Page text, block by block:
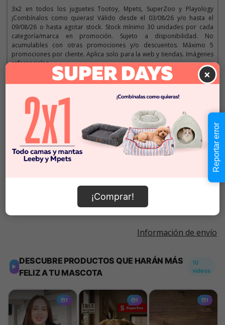
3x2 en todos los juguetes Tootoy, Mpets, SuperZoo y Playology
¡Combínalos como quieras! Válido desde el 03/08/26 y/o hasta el
09/08/26 o hasta agotar stock. Stock mínimo 30 unidades por cada
categoría/marca en promoción. Sujeto a disponibilidad. No
acumulables con otras promociones y/o descuentos. Máximo 5
promociones por cliente. Aplica solo para la web y tiendas. Imágenes
referenciales.
Descripción
Cantidad:
- +
$1.990
En Stock
Añadir al carrito
Información de envío
×
¡Comprar!
Reportar error